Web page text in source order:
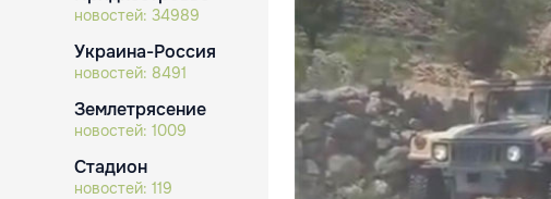
новостей: 34989
Украина-Россия
новостей: 8491
Землетрясение
новостей: 1009
Стадион
новостей: 119